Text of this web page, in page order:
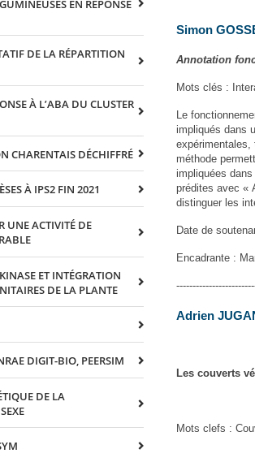
Simon
Annotation
Mots clés :
Le
impliqués dans
expérimentales,
méthode
impliquées
prédites avec «
distinguer les
Date de
Encadrante :
Adrien
Les couverts
Mots clefs :
EN RÉPONSE
DE LA RÉPARTITION
À L’ABA DU CLUSTER
CHARENTAIS DÉCHIFFRÉ
À IPS2 FIN 2021
UNE ACTIVITÉ DE
ET INTÉGRATION
DE LA PLANTE
DIGIT-BIO, PEERSIM
DE LA